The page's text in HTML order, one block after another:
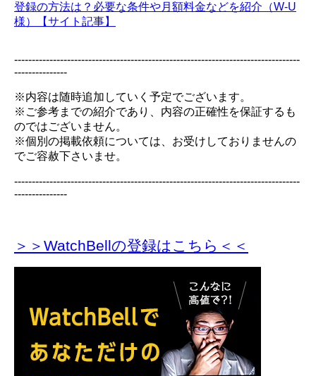
登録の方法は？必要な条件や月額料金などを紹介（W-U
様）【サイト記事】
---------------------------------------------------------------------------------
---------------
※内容は随時追加していく予定でございます。
※ご参考までの紹介であり、内容の正確性を保証するも
のではございません。
※個別の掲載依頼については、お受けしておりませんの
でご容赦下さいませ。
---------------------------------------------------------------------------------
---------------
＞＞WatchBellの登録はこちら＜＜